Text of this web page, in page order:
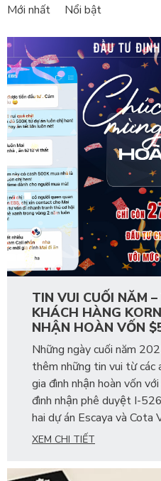
Mới nhất
Nổi bật
TIN VUI CUỐI NĂM
KHÁCH HÀNG
NHẬN HOÀN VỐN
Những ngày cuối năm
thêm những tin vui từ các
gia đình nhận hoàn vốn
đình nhận phê duyệt I-
hai dự án Escaya và Cota
XEM CHI TIẾT